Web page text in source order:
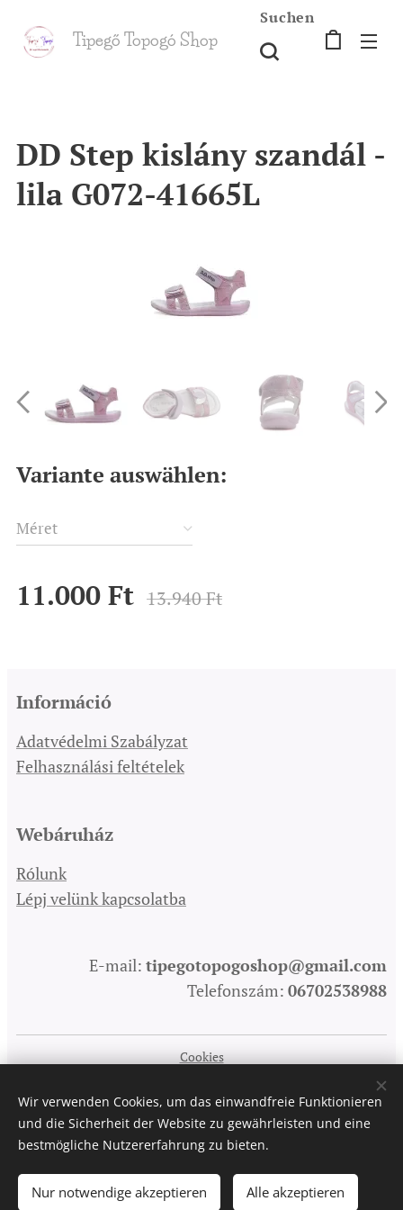
Tipegő Topogó Shop
Suchen
DD Step kislány szandál -
lila G072-41665L
Variante auswählen:
Méret
11.000 Ft 13.940Ft
Zum Warenkorb hinzufügen
Információ
Adatvédelmi Szabályzat
Felhasználási feltételek
Webáruház
Rólunk
Lépj velünk kapcsolatba
E-mail: tipegotopogoshop@gmail.com
Telefonszám: 06702538988
Cookies
Sprachen
Magyar
English Deutsch
Wir verwenden Cookies, um das einwandfreie Funktionieren
und die Sicherheit der Website zu gewährleisten und eine
bestmögliche Nutzererfahrung zu bieten.
Nur notwendige akzeptieren Alle akzeptieren